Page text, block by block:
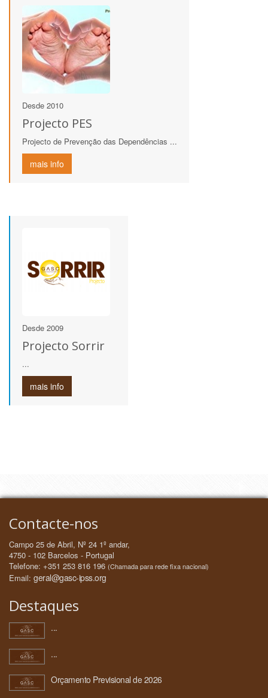
Desde 2010
Projecto PES
Projecto de Prevenção das Dependências ...
mais info
Desde 2009
Projecto Sorrir
...
mais info
Contacte-nos
Campo 25 de Abril, Nº 24 1º andar,
4750 - 102 Barcelos - Portugal
Telefone: +351 253 816 196 (Chamada para rede fixa nacional)
Email: geral@gasc-ipss.org
Destaques
...
...
Orçamento Previsional de 2026